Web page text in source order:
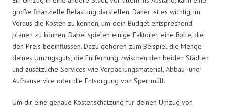
große finanzielle Belastung darstellen. Daher ist es wichtig, im
Voraus die Kosten zu kennen, um dein Budget entsprechend
planen zu können. Dabei spielen einige Faktoren eine Rolle, die
den Preis beeinflussen. Dazu gehören zum Beispiel die Menge
deines Umzugsguts, die Entfernung zwischen den beiden Städten
und zusätzliche Services wie Verpackungsmaterial, Abbau- und
Aufbauservice oder die Entsorgung von Sperrmüll.
Um dir eine genaue Kostenschätzung für deinen Umzug von